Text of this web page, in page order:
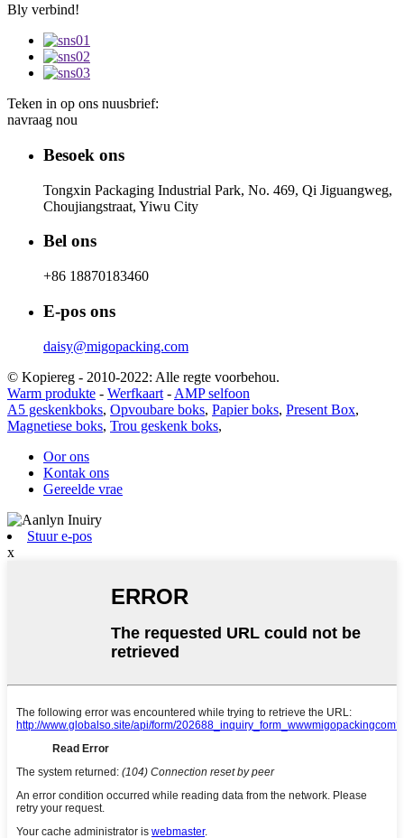
Bly verbind!
Teken in op ons nuusbrief:
navraag nou
Besoek ons
Tongxin Packaging Industrial Park, No. 469, Qi Jiguangweg,
Choujiangstraat, Yiwu City
Bel ons
+86 18870183460
E-pos ons
daisy@migopacking.com
© Kopiereg - 2010-2022: Alle regte voorbehou.
Warm produkte - Werfkaart - AMP selfoon
A5 geskenkboks, Opvoubare boks, Papier boks, Present Box,
Magnetiese boks, Trou geskenk boks,
Oor ons
Kontak ons
Gereelde vrae
Stuur e-pos
x